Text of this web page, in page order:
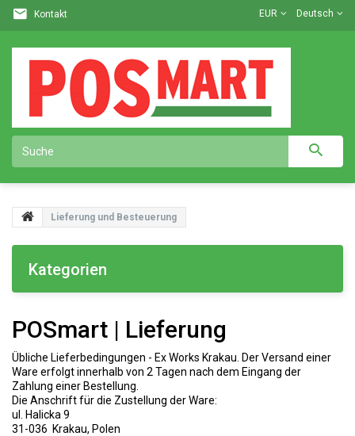
Deutsch
EUR
Kontakt
Lieferung und Besteuerung
Kategorien
POSmart | Lieferung
Übliche Lieferbedingungen - Ex Works Krakau. Der Versand einer
Ware erfolgt innerhalb von 2 Tagen nach dem Eingang der
Zahlung einer Bestellung.
Die Anschrift für die Zustellung der Ware:
ul. Halicka 9
31-036 Krakau, Polen